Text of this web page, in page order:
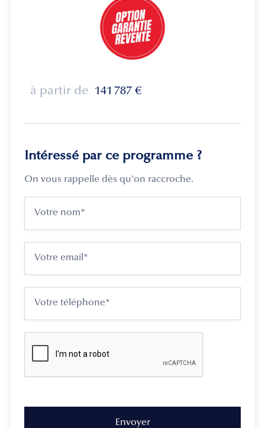
à partir de 141 787 €
Intéressé par ce programme ?
On vous rappelle dès qu'on raccroche.